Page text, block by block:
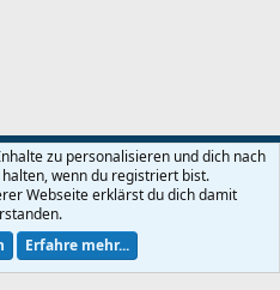
Hilfe und Impressum Start
2026 XenForo Ltd.
zu personalisieren und dich nach
wenn du registriert bist.
Webseite erklärst du dich damit
Erfahre mehr...